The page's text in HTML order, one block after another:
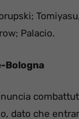
Palacio.
Bologna
dato che